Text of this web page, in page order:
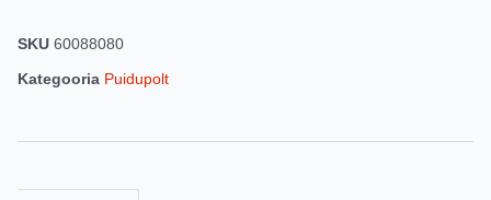
SKU 60088080
Kategooria Puidupolt